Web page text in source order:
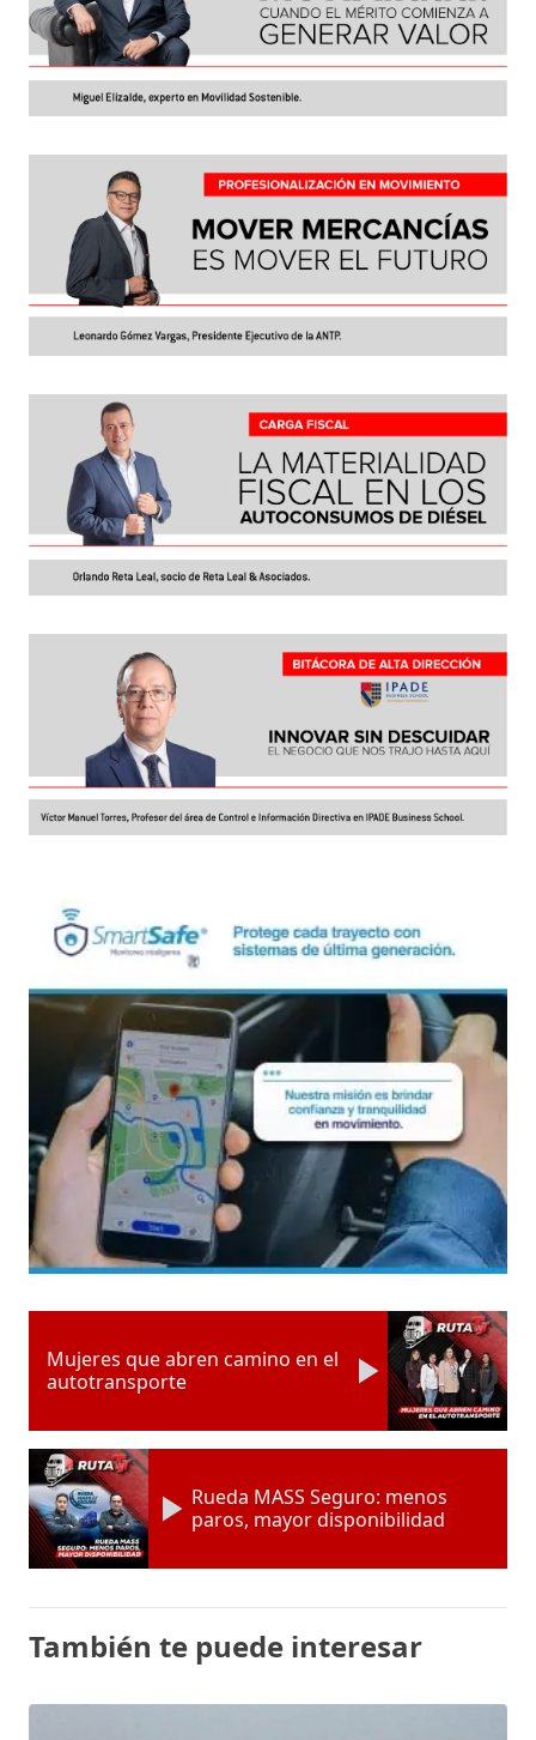
Mujeres que abren camino en el
autotransporte
Rueda MASS Seguro: menos
paros, mayor disponibilidad
También te puede interesar